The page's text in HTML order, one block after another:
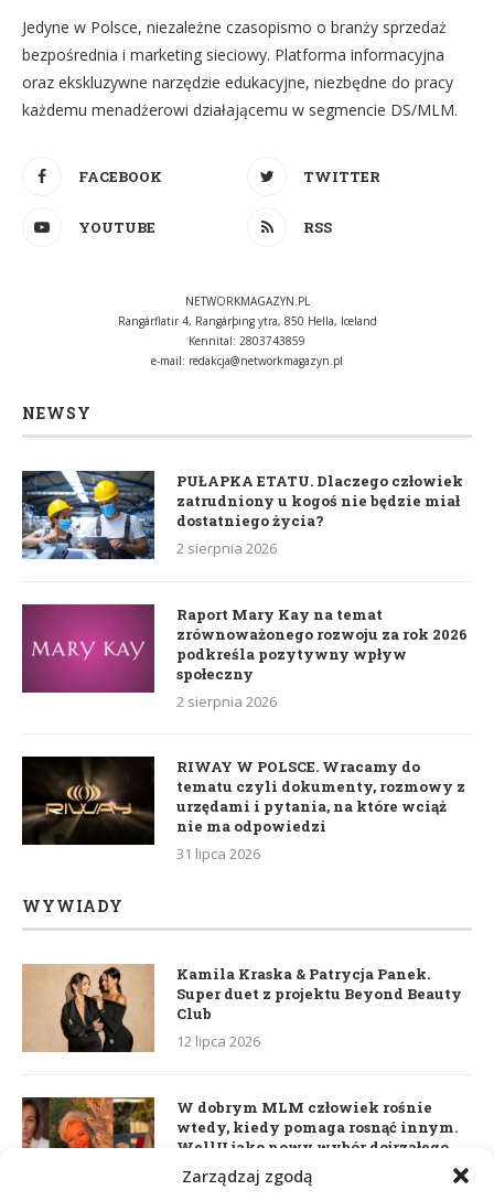
Zarządzaj zgodą
Jedyne w Polsce, niezależne czasopismo o branży sprzedaż
bezpośrednia i marketing sieciowy. Platforma informacyjna
oraz ekskluzywne narzędzie edukacyjne, niezbędne do pracy
każdemu menadżerowi działającemu w segmencie DS/MLM.
FACEBOOK TWITTER
YOUTUBE RSS
NETWORKMAGAZYN.PL
Rangárflatir 4, Rangárþing ytra, 850 Hella, Iceland
Kennital: 2803743859
e-mail: redakcja@networkmagazyn.pl
NEWSY
PUŁAPKA ETATU. Dlaczego człowiek
zatrudniony u kogoś nie będzie miał
dostatniego życia?
2 sierpnia 2026
Raport Mary Kay na temat
zrównoważonego rozwoju za rok 2026
podkreśla pozytywny wpływ
społeczny
2 sierpnia 2026
RIWAY W POLSCE. Wracamy do
tematu czyli dokumenty, rozmowy z
urzędami i pytania, na które wciąż
nie ma odpowiedzi
31 lipca 2026
WYWIADY
Kamila Kraska & Patrycja Panek.
Super duet z projektu Beyond Beauty
Club
12 lipca 2026
W dobrym MLM człowiek rośnie
wtedy, kiedy pomaga rosnąć innym.
WellU jako nowy wybór dojrzałego
lidera